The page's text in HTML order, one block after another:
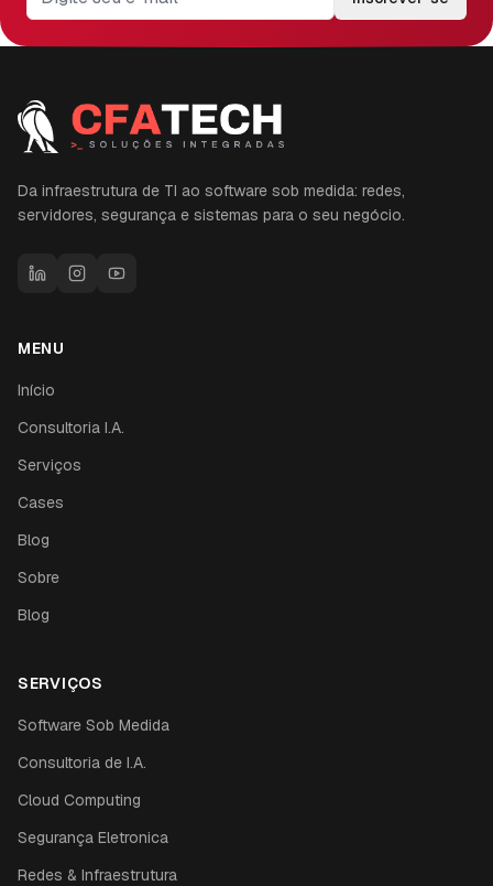
Da infraestrutura de TI ao software sob medida: redes,
servidores, segurança e sistemas para o seu negócio.
MENU
Início
Consultoria I.A.
Serviços
Cases
Blog
Sobre
Blog
SERVIÇOS
Software Sob Medida
Consultoria de I.A.
Cloud Computing
Segurança Eletronica
Redes & Infraestrutura